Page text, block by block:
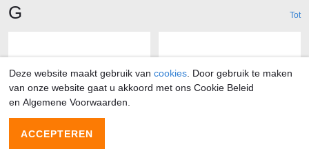
Winkels beginnende met de letter
G Tot
G-star
Deze website maakt gebruik van cookies . Door gebruik te maken
van onze website gaat u akkoord met ons Cookie Beleid
en Algemene Voorwaarden.
ACCEPTEREN